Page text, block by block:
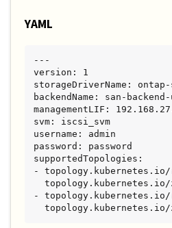
YAML
---
version: 1
storageDriverName: ontap-
backendName: san-
managementLIF:
svm: iscsi_svm
username: admin
password: password
supportedTopologies:
-
-